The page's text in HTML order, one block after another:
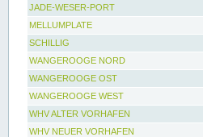
JADE-WESER-PORT
MELLUMPLATE
SCHILLIG
WANGEROOGE NORD
WANGEROOGE OST
WANGEROOGE WEST
WHV ALTER VORHAFEN
WHV NEUER VORHAFEN